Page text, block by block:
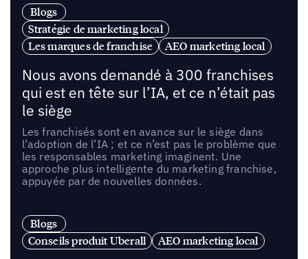
Blogs
Stratégie de marketing local
Les marques de franchise
AEO marketing local
Nous avons demandé à 300 franchises
qui est en tête sur l’IA, et ce n’était pas
le siège
Les franchisés sont en avance sur le siège dans
l’adoption de l’IA ; et ce n’est pas le problème que
les responsables marketing imaginent. Une
approche plus intelligente du marketing franchise,
appuyée par de nouvelles données.
Blogs
Conseils produit Uberall
AEO marketing local